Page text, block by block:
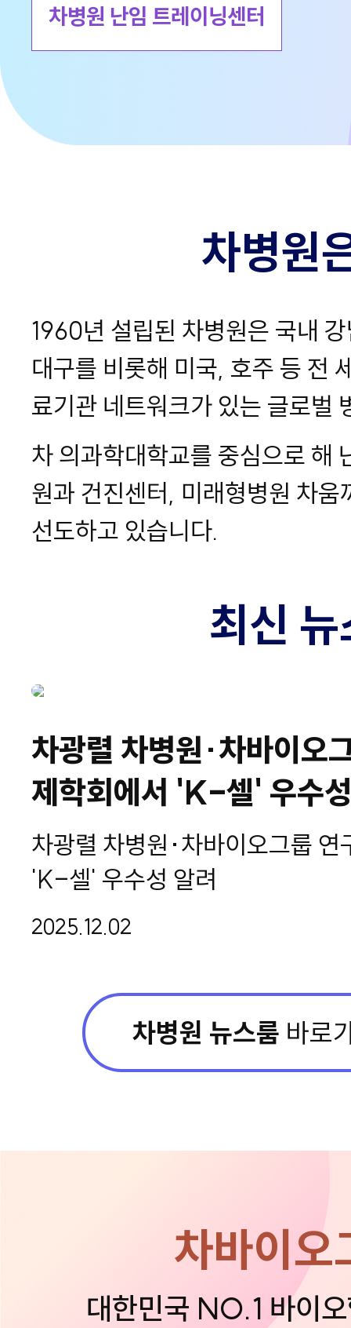
차병원 난임 트레이닝센터
차병원
1960년 설립된 차병원은 국내
대구를 비롯해 미국, 호주 등 전
료기관 네트워크가 있는 글로벌
차 의과학대학교를 중심으로 해
원과 건진센터, 미래형병원 차움
선도하고 있습니다.
최신
차광렬 차병원·차바이오
제학회에서 'K-셀' 우수
차광렬 차병원·차바이오그룹 연
'K-셀' 우수성 알려
2025.12.02
차병원 뉴스룸 바로
차바이오
대한민국 NO.1 바이